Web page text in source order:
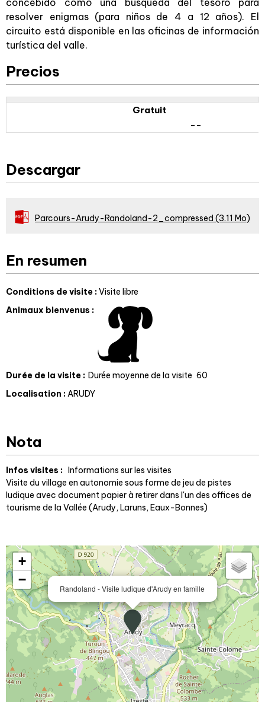
concebido como una búsqueda del tesoro para
resolver enigmas (para niños de 4 a 12 años). El
circuito está disponible en las oficinas de información
turística del valle.
Precios
Gratuit
--
Descargar
Parcours-Arudy-Randoland-2_compressed (3.11 Mo)
En resumen
Conditions de visite :Visite libre
Animaux bienvenus :
Durée de la visite : Durée moyenne de la visite 60
Localisation :ARUDY
Nota
Infos visites : Informations sur les visites
Visite du village en autonomie sous forme de jeu de pistes
ludique avec document papier à retirer dans l'un des offices de
tourisme de la Vallée (Arudy, Laruns, Eaux-Bonnes)
Randoland - Visite ludique d'Arudy en famille
+
−